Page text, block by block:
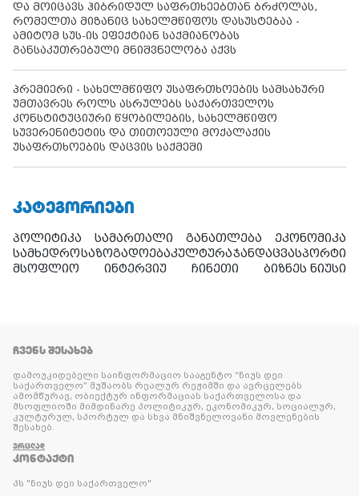
და მოიცავს ჰიბრიდულ საფრთხეებთან ბრძოლას,
რომელთა მიზანიც სახელმწიფოს დასუსტებაა -
ამიტომ სუს-ის ეფექტიან საქმიანობას
განსაკუთრებული მნიშვნელობა აქვს
პრემიერი - სახელმწიფო უსაფრთხოების სამსახური
უმთავრეს როლს ასრულებს საქართველოს
კონსტიტუციური წყობილების, სახელმწიფო
სუვერენიტეტის და თითოეული მოქალაქის
უსაფრთხოების დაცვის საქმეში
ᲙᲐᲢᲔᲒᲝᲠᲘᲔᲑᲘ
პოლიტიკა სამართალი განათლება
ეკონომიკა
სამხედროსაზოგადოებაკულტურაჯანდაცვასპორტი
მსოფლიო
ინტერვიუ ჩინეთი ბიზნეს ნიუსი
ᲩᲕᲔᲜᲡ ᲨᲔᲡᲐᲮᲔᲑ
დამოუკიდებელი საინფორმაციო სააგენტო “ნიუს დეი
საქართველო” მუშაობს რეალურ რეჟიმში და ავრცელებს
ამომწურავ, ობიექტურ ინფორმაციას საქართველოსა და
მსოფლიოში მიმდინარე პოლიტიკურ, ეკონომიკურ, სოციალურ,
კულტურულ, სპორტულ და სხვა მნიშვნელოვანი მოვლენების
შესახებ.
ᲕᲠᲪᲚᲐᲓ
ᲙᲝᲜᲢᲐᲥᲢᲘ
პს "ნიუს დეი საქართველო"